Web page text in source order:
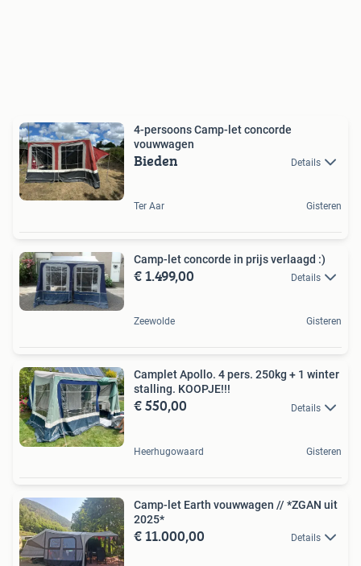
4-persoons Camp-let concorde
vouwwagen
Bieden Details
Ter Aar Gisteren
Camp-let concorde in prijs verlaagd :)
€ 1.499,00 Details
Zeewolde Gisteren
Camplet Apollo. 4 pers. 250kg + 1 winter
stalling. KOOPJE!!!
€ 550,00 Details
Heerhugowaard Gisteren
Camp-let Earth vouwwagen // *ZGAN uit
2025*
€ 11.000,00 Details